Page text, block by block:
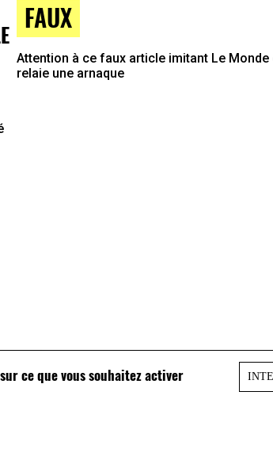
ce que vous souhaitez activer
FAUX
Attention à ce faux article imitant Le Monde
relaie une arnaque